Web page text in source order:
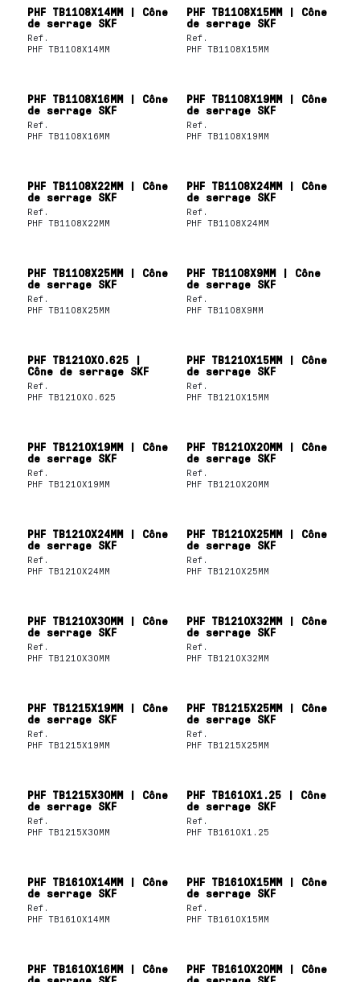
PHF TB1108X14MM | Cône
de serrage SKF
Ref.
PHF TB1108X14MM
PHF TB1108X15MM | Cône
de serrage SKF
Ref.
PHF TB1108X15MM
PHF TB1108X16MM | Cône
de serrage SKF
Ref.
PHF TB1108X16MM
PHF TB1108X19MM | Cône
de serrage SKF
Ref.
PHF TB1108X19MM
PHF TB1108X22MM | Cône
de serrage SKF
Ref.
PHF TB1108X22MM
PHF TB1108X24MM | Cône
de serrage SKF
Ref.
PHF TB1108X24MM
PHF TB1108X25MM | Cône
de serrage SKF
Ref.
PHF TB1108X25MM
PHF TB1108X9MM | Cône
de serrage SKF
Ref.
PHF TB1108X9MM
PHF TB1210X0.625 |
Cône de serrage SKF
Ref.
PHF TB1210X0.625
PHF TB1210X15MM | Cône
de serrage SKF
Ref.
PHF TB1210X15MM
PHF TB1210X19MM | Cône
de serrage SKF
Ref.
PHF TB1210X19MM
PHF TB1210X20MM | Cône
de serrage SKF
Ref.
PHF TB1210X20MM
PHF TB1210X24MM | Cône
de serrage SKF
Ref.
PHF TB1210X24MM
PHF TB1210X25MM | Cône
de serrage SKF
Ref.
PHF TB1210X25MM
PHF TB1210X30MM | Cône
de serrage SKF
Ref.
PHF TB1210X30MM
PHF TB1210X32MM | Cône
de serrage SKF
Ref.
PHF TB1210X32MM
PHF TB1215X19MM | Cône
de serrage SKF
Ref.
PHF TB1215X19MM
PHF TB1215X25MM | Cône
de serrage SKF
Ref.
PHF TB1215X25MM
PHF TB1215X30MM | Cône
de serrage SKF
Ref.
PHF TB1215X30MM
PHF TB1610X1.25 | Cône
de serrage SKF
Ref.
PHF TB1610X1.25
PHF TB1610X14MM | Cône
de serrage SKF
Ref.
PHF TB1610X14MM
PHF TB1610X15MM | Cône
de serrage SKF
Ref.
PHF TB1610X15MM
PHF TB1610X16MM | Cône
PHF TB1610X20MM | Cône